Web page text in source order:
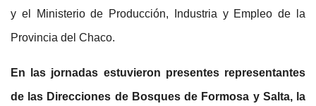
y el Ministerio de Producción, Industria y Empleo de la
Provincia del Chaco.
En las jornadas estuvieron presentes representantes
de las Direcciones de Bosques de Formosa y Salta, la